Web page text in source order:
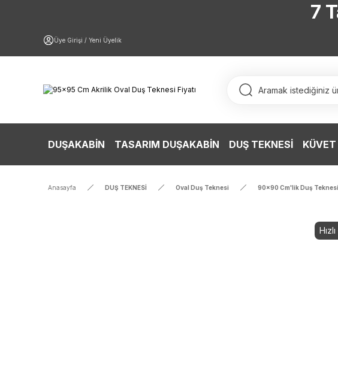
7
Üye Girişi / Yeni Üyelik
DUŞAKABİN TASARIM DUŞAKABİN DUŞ TEKNESİ KÜVET
Anasayfa DUŞ TEKNESİ Oval Duş Teknesi 90x90 Cm'lik Duş Teknesi